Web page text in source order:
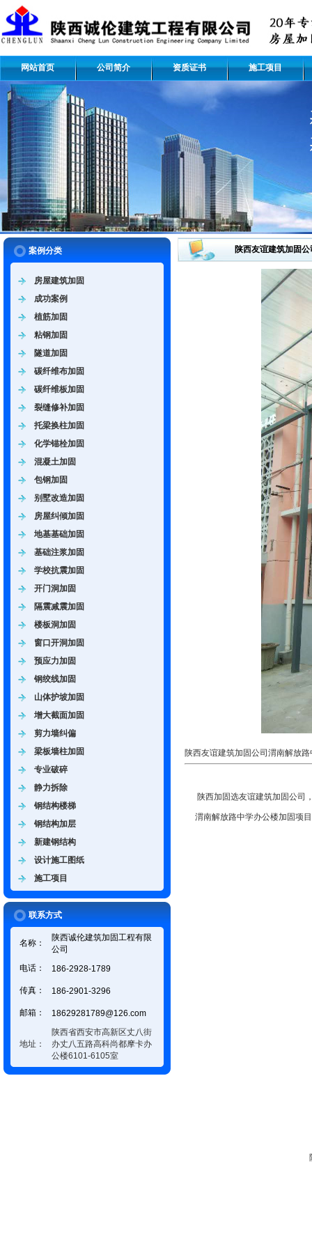
网站首页 公司简介 资质证书 施工项目
案例分类
房屋建筑加固
成功案例
植筋加固
粘钢加固
隧道加固
碳纤维布加固
碳纤维板加固
裂缝修补加固
托梁换柱加固
化学锚栓加固
混凝土加固
包钢加固
别墅改造加固
房屋纠倾加固
地基基础加固
基础注浆加固
学校抗震加固
开门洞加固
隔震减震加固
楼板洞加固
窗口开洞加固
预应力加固
钢绞线加固
山体护坡加固
增大截面加固
剪力墙纠偏
梁板墙柱加固
专业破碎
静力拆除
钢结构楼梯
钢结构加层
新建钢结构
设计施工图纸
施工项目
联系方式
名称：
陕西诚伦建筑加固工程有限
公司
电话：
186-2928-1789
传真： 186-2901-3296
邮箱： 18629281789@126.com
地址：
陕西省西安市高新区丈八街
办丈八五路高科尚都摩卡办
公楼6101-6105室
陕西友谊建筑加固
陕西友谊建筑加固公司渭南解放
陕西加固选友谊建筑加固公司
渭南解放路中学办公楼加固项